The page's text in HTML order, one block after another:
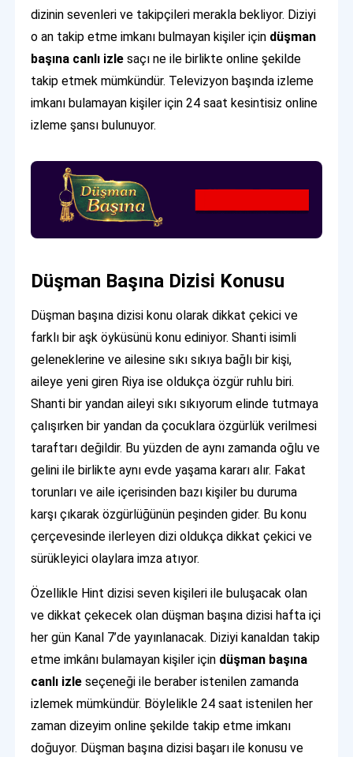
dizinin sevenleri ve takipçileri merakla bekliyor. Diziyi
o an takip etme imkanı bulmayan kişiler için düşman
başına canlı izlesaçı ne ile birlikte online şekilde
takip etmek mümkündür. Televizyon başında izleme
imkanı bulamayan kişiler için 24 saat kesintisiz online
izleme şansı bulunuyor.
Düşman Başına Dizisi Konusu
Düşman başına dizisi konu olarak dikkat çekici ve
farklı bir aşk öyküsünü konu ediniyor. Shanti isimli
geleneklerine ve ailesine sıkı sıkıya bağlı bir kişi,
aileye yeni giren Riya ise oldukça özgür ruhlu biri.
Shanti bir yandan aileyi sıkı sıkıyorum elinde tutmaya
çalışırken bir yandan da çocuklara özgürlük verilmesi
taraftarı değildir. Bu yüzden de aynı zamanda oğlu ve
gelini ile birlikte aynı evde yaşama kararı alır. Fakat
torunları ve aile içerisinden bazı kişiler bu duruma
karşı çıkarak özgürlüğünün peşinden gider. Bu konu
çerçevesinde ilerleyen dizi oldukça dikkat çekici ve
sürükleyici olaylara imza atıyor.
Özellikle Hint dizisi seven kişileri ile buluşacak olan
ve dikkat çekecek olan düşman başına dizisi hafta içi
her gün Kanal 7’de yayınlanacak. Diziyi kanaldan takip
etme imkânı bulamayan kişiler için düşman başına
canlı izleseçeneği ile beraber istenilen zamanda
izlemek mümkündür. Böylelikle 24 saat istenilen her
zaman dizeyim online şekilde takip etme imkanı
doğuyor. Düşman başına dizisi başarı ile konusu ve